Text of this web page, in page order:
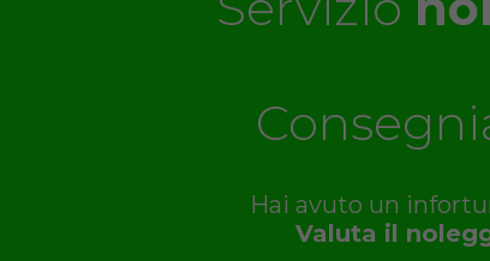
Hai avuto un
Valuta il